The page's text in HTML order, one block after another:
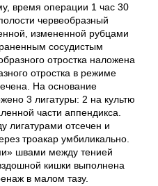
время операции 1 час 30
червеобразный
измененной рубцами
сосудистым
отростка наложена
отростка в режиме
На основание
3 лигатуры: 2 на культю
части аппендикса.
лигатурами отсечен и
троакар умбиликально.
швами между тенией
кишки выполнена
в малом тазу.